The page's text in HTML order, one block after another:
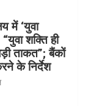
में ‘युवा
शक्ति ही
ताकत”; बैंकों
के निर्देश